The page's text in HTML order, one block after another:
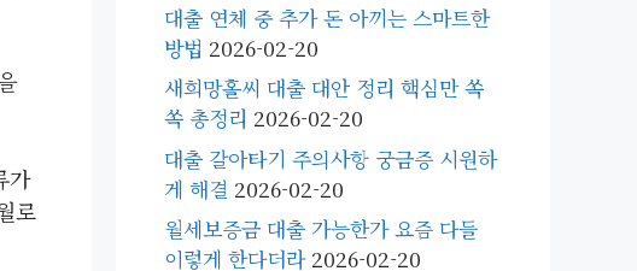
가
로
대출 연체 중 추가 돈 아끼는 스마트한
방법 2026-02-20
새희망홀씨 대출 대안 정리 핵심만 쏙
쏙 총정리 2026-02-20
대출 갈아타기 주의사항 궁금증 시원하
게 해결 2026-02-20
월세보증금 대출 가능한가 요즘 다들
이렇게 한다더라 2026-02-20